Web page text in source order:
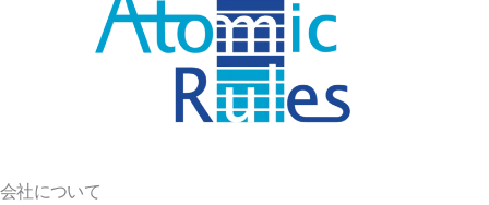
会社について